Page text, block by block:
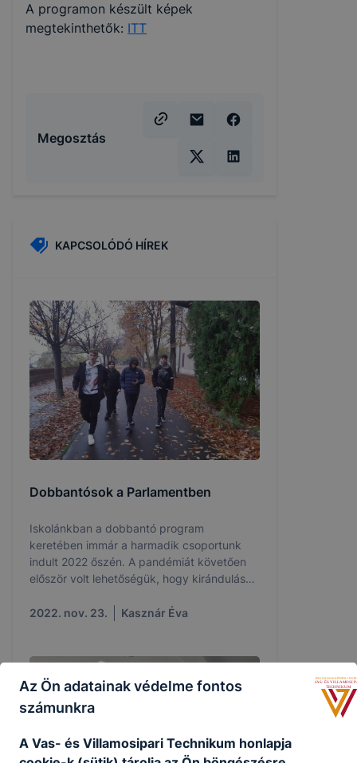
A programon készült képek
megtekinthetők: ITT
Megosztás
KAPCSOLÓDÓ HÍREK
Dobbantósok a Parlamentben
Iskolánkban a dobbantó program
keretében immár a harmadik csoportunk
indult 2022 őszén. A pandémiát követően
először volt lehetőségük, hogy kirándulásni
2022. nov. 23.
Kasznár Éva
Az Ön adatainak védelme fontos
számunkra
A Vas- és Villamosipari Technikum honlapja